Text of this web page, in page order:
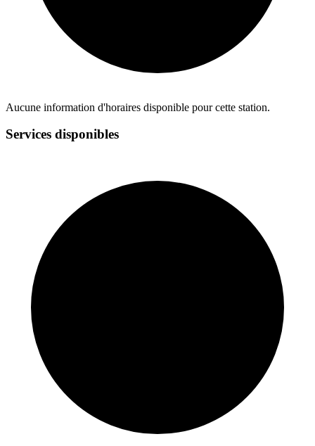
Aucune information d'horaires disponible pour cette station.
Services disponibles